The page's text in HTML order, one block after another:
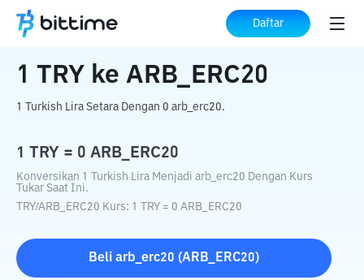
Daftar
Beranda Konverter Kripto ke ARB_ERC20
1 TRY ke ARB_ERC20
1 Turkish Lira Setara Dengan 0 arb_erc20.
1 TRY = 0 ARB_ERC20
Konversikan 1 Turkish Lira Menjadi arb_erc20 Dengan Kurs
Tukar Saat Ini.
TRY/ARB_ERC20 Kurs: 1 TRY = 0 ARB_ERC20
Beli arb_erc20 (ARB_ERC20)